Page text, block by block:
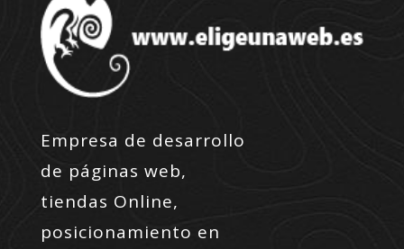
Empresa de desarrollo
de páginas web,
tiendas Online,
posicionamiento en